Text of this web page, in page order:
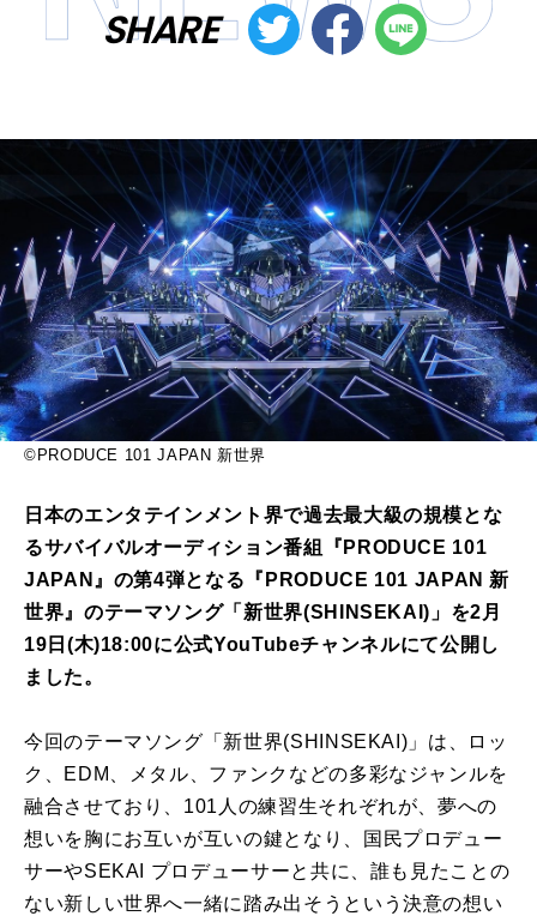
SHARE
©PRODUCE 101 JAPAN 新世界
日本のエンタテインメント界で過去最大級の規模とな
るサバイバルオーディション番組『PRODUCE 101
JAPAN』の第4弾となる『PRODUCE 101 JAPAN 新
世界』のテーマソング「新世界(SHINSEKAI)」を2月
19日(木)18:00に公式YouTubeチャンネルにて公開し
ました。
今回のテーマソング「新世界(SHINSEKAI)」は、ロッ
ク、EDM、メタル、ファンクなどの多彩なジャンルを
融合させており、101人の練習生それぞれが、夢への
想いを胸にお互いが互いの鍵となり、国民プロデュー
サーやSEKAI プロデューサーと共に、誰も見たことの
ない新しい世界へ一緒に踏み出そうという決意の想い